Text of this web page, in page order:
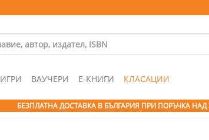
ИГРИ ВАУЧЕРИ Е-КНИГИ КЛАСАЦИИ
БЕЗПЛАТНА ДОСТАВКА В БЪЛГАРИЯ ПРИ ПОРЪЧКА НАД